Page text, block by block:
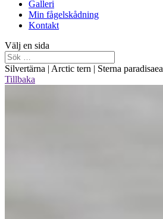
Galleri
Min fågelskådning
Kontakt
Välj en sida
Silvertärna | Arctic tern | Sterna paradisaea
Tillbaka